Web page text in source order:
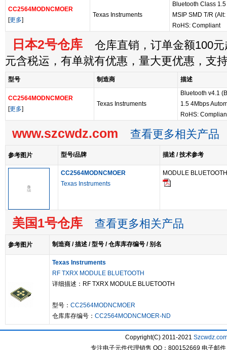
CC2564MODNCMOER
[更多]
Texas Instruments
Bluetooth Class
MSIP SMD T/R
RoHS: Compliant
日本2号仓库 仓库直销，订单金额100元
元含税运，有单就有优惠，量大更优惠，支
型号 制造商 描述
CC2564MODNCMOER
[更多]
Texas Instruments
Bluetooth v4.1
1.5 4Mbps
RoHS:
www.szcwdz.com 查看更多相关产品
参考图片 型号/品牌 描述 / 技术参考
CC2564MODNCMOER
Texas Instruments
MODULE
美国1号仓库 查看更多相关产品
参考图片 制造商 / 描述 / 型号 / 仓库库存编号 / 别名
Texas Instruments
RF TXRX MODULE BLUETOOTH
详细描述：RF TXRX MODULE BLUETOOTH
型号： CC2564MODNCMOER
仓库库存编号： CC2564MODNCMOER-ND
Copyright(C) 2011-2021
专注电子元件代理销售 QQ：800152669 电子邮